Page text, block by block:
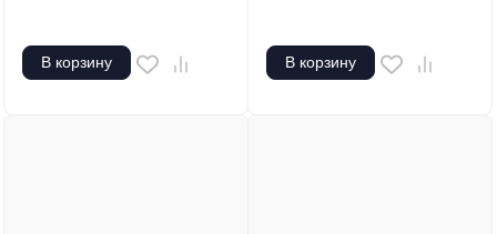
В корзину В корзину